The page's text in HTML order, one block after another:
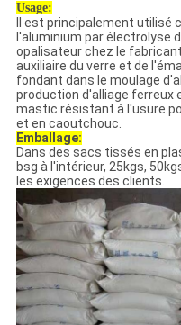
Usage:
Il est principalement utilisé
l'aluminium par électrolyse
opalisateur chez le
auxiliaire du verre et de
fondant dans le moulage
production d'alliage ferreux
mastic résistant à l'usure
et en caoutchouc.
Emballage:
Dans des sacs tissés en
bsg à l'intérieur, 25kgs,
les exigences des clients.